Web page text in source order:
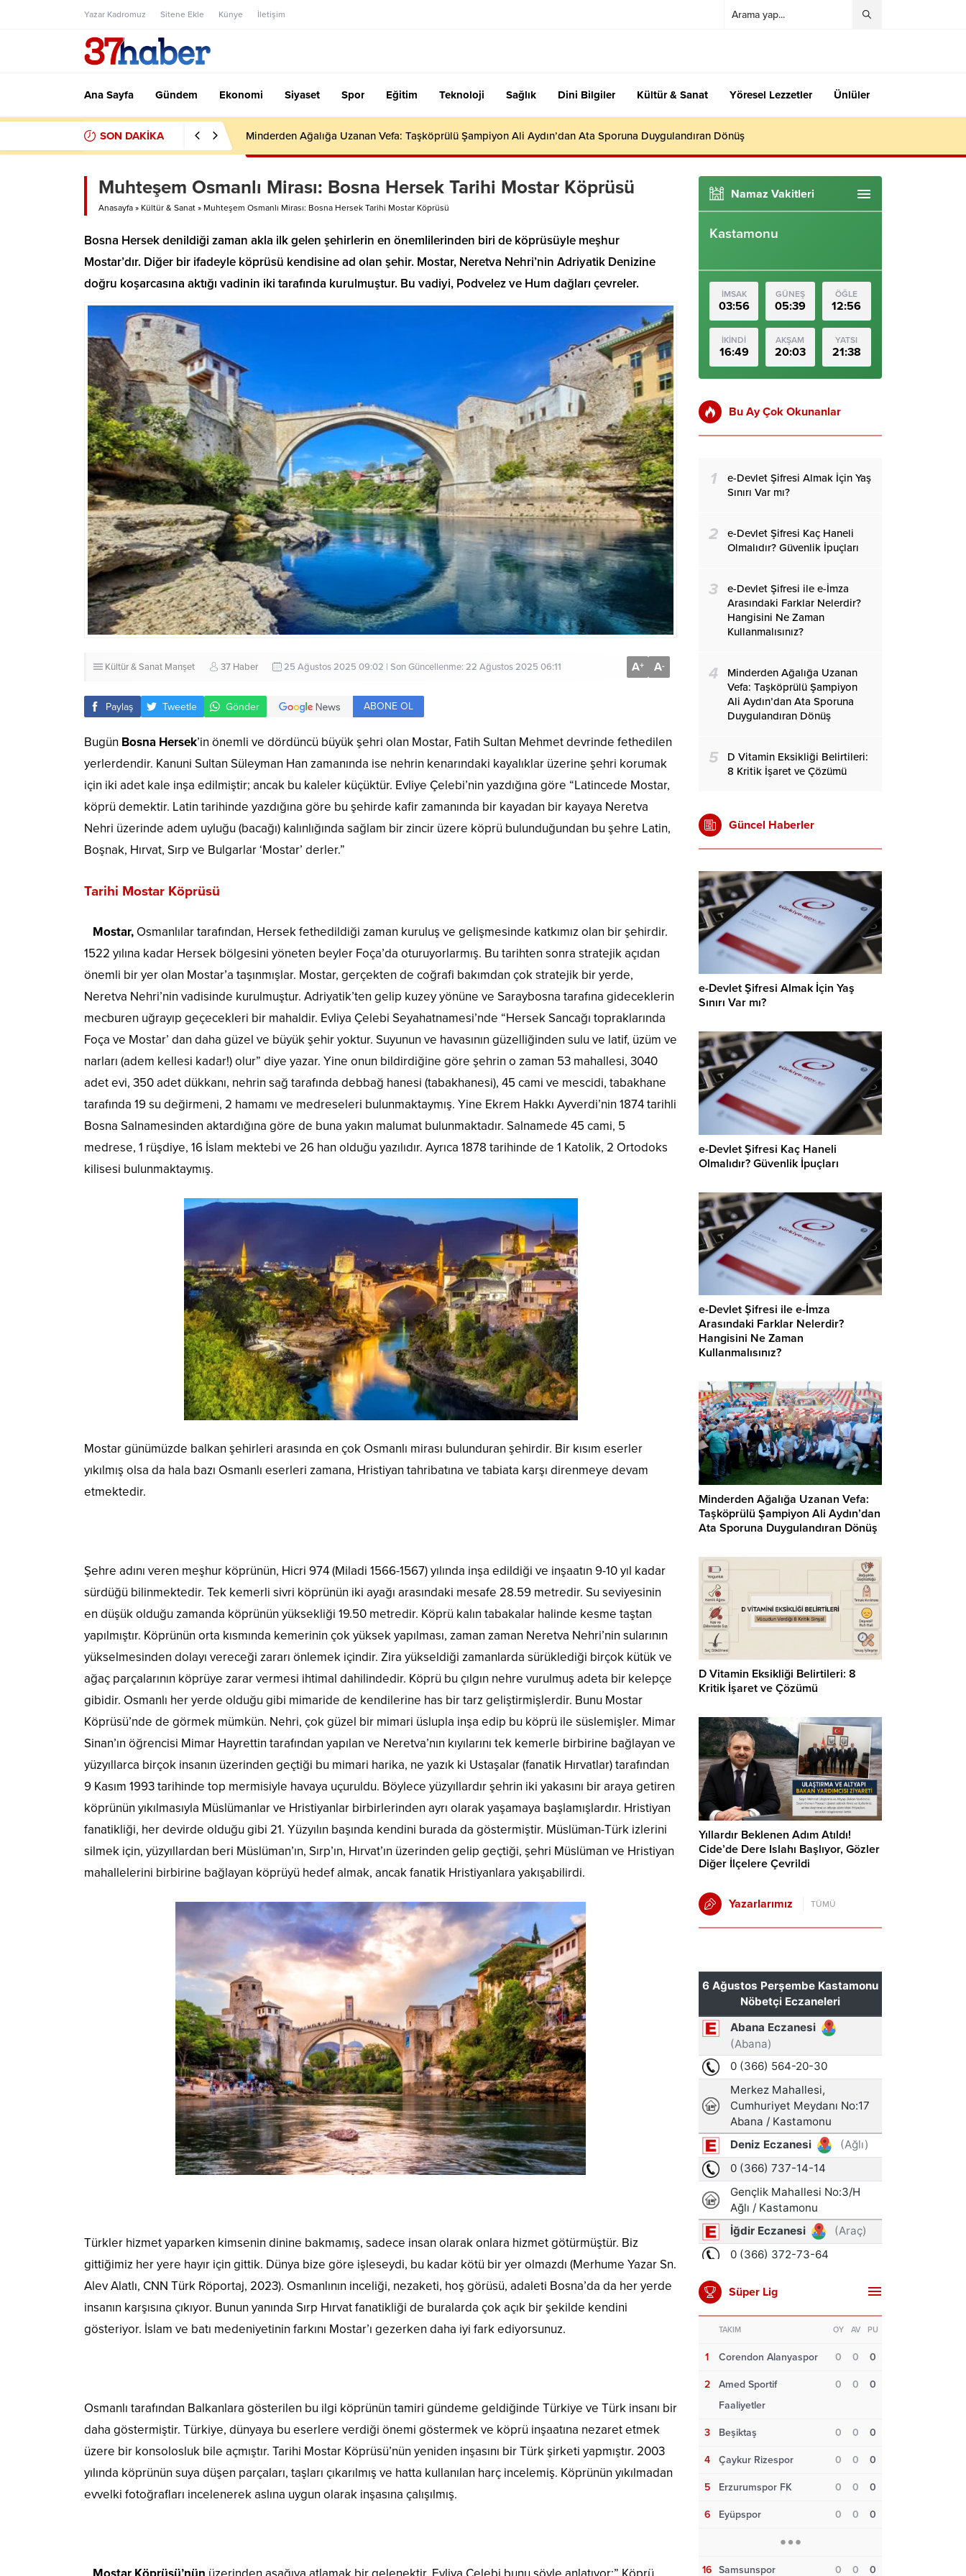
Yazar Kadromuz Sitene Ekle Künye İletişim
Ana Sayfa Gündem Ekonomi Siyaset Spor Eğitim Teknoloji Sağlık Dini Bilgiler Kültür & Sanat Yöresel Lezzetler Ünlüler
SON DAKİKA Minderden Ağalığa Uzanan Vefa: Taşköprülü Şampiyon Ali Aydın’dan Ata Sporuna Duygulandıran Dönüş
Muhteşem Osmanlı Mirası: Bosna Hersek Tarihi Mostar Köprüsü
Anasayfa » Kültür & Sanat » Muhteşem Osmanlı Mirası: Bosna Hersek Tarihi Mostar Köprüsü
Bosna Hersek denildiği zaman akla ilk gelen şehirlerin en önemlilerinden biri de köprüsüyle meşhur
Mostar’dır. Diğer bir ifadeyle köprüsü kendisine ad olan şehir. Mostar, Neretva Nehri’nin Adriyatik Denizine
doğru koşarcasına aktığı vadinin iki tarafında kurulmuştur. Bu vadiyi, Podvelez ve Hum dağları çevreler.
Kültür & Sanat Manşet 37 Haber 25 Ağustos 2025 09:02 | Son Güncellenme: 22 Ağustos 2025 06:11 A+ A-
Paylaş Tweetle Gönder ABONE OL
Bugün Bosna Hersek’in önemli ve dördüncü büyük şehri olan Mostar, Fatih Sultan Mehmet devrinde fethedilen
yerlerdendir. Kanuni Sultan Süleyman Han zamanında ise nehrin kenarındaki kayalıklar üzerine şehri korumak
için iki adet kale inşa edilmiştir; ancak bu kaleler küçüktür. Evliye Çelebi’nin yazdığına göre “Latincede Mostar,
köprü demektir. Latin tarihinde yazdığına göre bu şehirde kafir zamanında bir kayadan bir kayaya Neretva
Nehri üzerinde adem uyluğu (bacağı) kalınlığında sağlam bir zincir üzere köprü bulunduğundan bu şehre Latin,
Boşnak, Hırvat, Sırp ve Bulgarlar ‘Mostar’ derler.”
Tarihi Mostar Köprüsü
Mostar, Osmanlılar tarafından, Hersek fethedildiği zaman kuruluş ve gelişmesinde katkımız olan bir şehirdir.
1522 yılına kadar Hersek bölgesini yöneten beyler Foça’da oturuyorlarmış. Bu tarihten sonra stratejik açıdan
önemli bir yer olan Mostar’a taşınmışlar. Mostar, gerçekten de coğrafi bakımdan çok stratejik bir yerde,
Neretva Nehri’nin vadisinde kurulmuştur. Adriyatik’ten gelip kuzey yönüne ve Saraybosna tarafına gideceklerin
mecburen uğrayıp geçecekleri bir mahaldir. Evliya Çelebi Seyahatnamesi’nde “Hersek Sancağı topraklarında
Foça ve Mostar’ dan daha güzel ve büyük şehir yoktur. Suyunun ve havasının güzelliğinden sulu ve latif, üzüm ve
narları (adem kellesi kadar!) olur” diye yazar. Yine onun bildirdiğine göre şehrin o zaman 53 mahallesi, 3040
adet evi, 350 adet dükkanı, nehrin sağ tarafında debbağ hanesi (tabakhanesi), 45 cami ve mescidi, tabakhane
tarafında 19 su değirmeni, 2 hamamı ve medreseleri bulunmaktaymış. Yine Ekrem Hakkı Ayverdi’nin 1874 tarihli
Bosna Salnamesinden aktardığına göre de buna yakın malumat bulunmaktadır. Salnamede 45 cami, 5
medrese, 1 rüşdiye, 16 İslam mektebi ve 26 han olduğu yazılıdır. Ayrıca 1878 tarihinde de 1 Katolik, 2 Ortodoks
kilisesi bulunmaktaymış.
Mostar günümüzde balkan şehirleri arasında en çok Osmanlı mirası bulunduran şehirdir. Bir kısım eserler
yıkılmış olsa da hala bazı Osmanlı eserleri zamana, Hristiyan tahribatına ve tabiata karşı direnmeye devam
etmektedir.
Şehre adını veren meşhur köprünün, Hicri 974 (Miladi 1566-1567) yılında inşa edildiği ve inşaatın 9-10 yıl kadar
sürdüğü bilinmektedir. Tek kemerli sivri köprünün iki ayağı arasındaki mesafe 28.59 metredir. Su seviyesinin
en düşük olduğu zamanda köprünün yüksekliği 19.50 metredir. Köprü kalın tabakalar halinde kesme taştan
yapılmıştır. Köprünün orta kısmında kemerinin çok yüksek yapılması, zaman zaman Neretva Nehri’nin sularının
yükselmesinden dolayı vereceği zararı önlemek içindir. Zira yükseldiği zamanlarda sürüklediği birçok kütük ve
ağaç parçalarının köprüye zarar vermesi ihtimal dahilindedir. Köprü bu çılgın nehre vurulmuş adeta bir kelepçe
gibidir. Osmanlı her yerde olduğu gibi mimaride de kendilerine has bir tarz geliştirmişlerdir. Bunu Mostar
Köprüsü’nde de görmek mümkün. Nehri, çok güzel bir mimari üslupla inşa edip bu köprü ile süslemişler. Mimar
Sinan’ın öğrencisi Mimar Hayrettin tarafından yapılan ve Neretva’nın kıyılarını tek kemerle birbirine bağlayan ve
yüzyıllarca birçok insanın üzerinden geçtiği bu mimari harika, ne yazık ki Ustaşalar (fanatik Hırvatlar) tarafından
9 Kasım 1993 tarihinde top mermisiyle havaya uçuruldu. Böylece yüzyıllardır şehrin iki yakasını bir araya getiren
köprünün yıkılmasıyla Müslümanlar ve Hristiyanlar birbirlerinden ayrı olarak yaşamaya başlamışlardır. Hristiyan
fanatikliği, her devirde olduğu gibi 21. Yüzyılın başında kendini burada da göstermiştir. Müslüman-Türk izlerini
silmek için, yüzyıllardan beri Müslüman’ın, Sırp’ın, Hırvat’ın üzerinden gelip geçtiği, şehri Müslüman ve Hristiyan
mahallelerini birbirine bağlayan köprüyü hedef almak, ancak fanatik Hristiyanlara yakışabilirdi.
Türkler hizmet yaparken kimsenin dinine bakmamış, sadece insan olarak onlara hizmet götürmüştür. Biz
gittiğimiz her yere hayır için gittik. Dünya bize göre işleseydi, bu kadar kötü bir yer olmazdı (Merhume Yazar Sn.
Alev Alatlı, CNN Türk Röportaj, 2023). Osmanlının inceliği, nezaketi, hoş görüsü, adaleti Bosna’da da her yerde
insanın karşısına çıkıyor. Bunun yanında Sırp Hırvat fanatikliği de buralarda çok açık bir şekilde kendini
gösteriyor. İslam ve batı medeniyetinin farkını Mostar’ı gezerken daha iyi fark ediyorsunuz.
Osmanlı tarafından Balkanlara gösterilen bu ilgi köprünün tamiri gündeme geldiğinde Türkiye ve Türk insanı bir
daha göstermiştir. Türkiye, dünyaya bu eserlere verdiği önemi göstermek ve köprü inşaatına nezaret etmek
üzere bir konsolosluk bile açmıştır. Tarihi Mostar Köprüsü’nün yeniden inşasını bir Türk şirketi yapmıştır. 2003
yılında köprünün suya düşen parçaları, taşları çıkarılmış ve hatta kullanılan harç incelemiş. Köprünün yıkılmadan
evvelki fotoğrafları incelenerek aslına uygun olarak inşasına çalışılmış.
Namaz Vakitleri
Kastamonu
İMSAK
03:56
GÜNEŞ
05:39
ÖĞLE
12:56
İKİNDİ
16:49
AKŞAM
20:03
YATSI
21:38
Bu Ay Çok Okunanlar
1
e-Devlet Şifresi Almak İçin Yaş
Sınırı Var mı?
2
e-Devlet Şifresi Kaç Haneli
Olmalıdır? Güvenlik İpuçları
3
e-Devlet Şifresi ile e-İmza
Arasındaki Farklar Nelerdir?
Hangisini Ne Zaman
Kullanmalısınız?
4
Minderden Ağalığa Uzanan
Vefa: Taşköprülü Şampiyon
Ali Aydın’dan Ata Sporuna
Duygulandıran Dönüş
5
D Vitamin Eksikliği Belirtileri:
8 Kritik İşaret ve Çözümü
Güncel Haberler
e-Devlet Şifresi Almak İçin Yaş
Sınırı Var mı?
e-Devlet Şifresi Kaç Haneli
Olmalıdır? Güvenlik İpuçları
e-Devlet Şifresi ile e-İmza
Arasındaki Farklar Nelerdir?
Hangisini Ne Zaman
Kullanmalısınız?
Minderden Ağalığa Uzanan Vefa:
Taşköprülü Şampiyon Ali Aydın’dan
Ata Sporuna Duygulandıran Dönüş
D Vitamin Eksikliği Belirtileri: 8
Kritik İşaret ve Çözümü
Yıllardır Beklenen Adım Atıldı!
Cide’de Dere Islahı Başlıyor, Gözler
Diğer İlçelere Çevrildi
Yazarlarımız TÜMÜ
Süper Lig
TAKIM OY AV PU
1 Corendon Alanyaspor 0 0 0
2
Amed Sportif
Faaliyetler
0 0 0
3 Beşiktaş 0 0 0
4 Çaykur Rizespor 0 0 0
5 Erzurumspor FK 0 0 0
6 Eyüpspor 0 0 0
16 Samsunspor 0 0 0